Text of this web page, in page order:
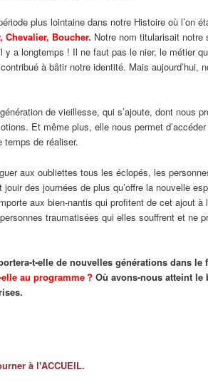
plus lointaine dans notre Histoire où l’on
Chevalier, Boucher. Notre nom titularisait
y a longtemps ! Il ne faut pas le nier, le métier
à bâtir notre identité. Mais aujourd’hui,
de vieillesse, qui s’ajoute, dont nous
Et même plus, elle nous permet
temps de réaliser.
aux oubliettes tous les éclopés, les
des journées de plus qu’offre la nouvelle
aux bien-nantis qui profitent de cet ajout à
traumatisées qui elles souffrent et ne
t-elle de nouvelles générations dans
au programme ? Où avons-nous atteint
à l'ACCUEIL.